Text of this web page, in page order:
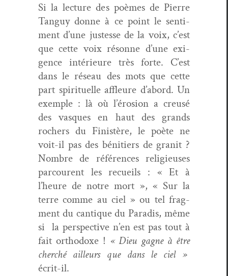
Si la lec­ture des poèmes de Pierre
Tan­guy donne à ce point le sen­ti­
ment d’une justesse de la voix, c’est
que cette voix résonne d’une exi­
gence intérieure très forte. C’est
dans le réseau des mots que cette
part spir­ituelle affleure d’abord. Un
exem­ple : là où l’érosion a creusé
des vasques en haut des grands
rochers du Fin­istère, le poète ne
voit-il pas des béni­tiers de gran­it ?
Nom­bre de références religieuses
par­courent les recueils : « Et à
l’heure de notre mort », « Sur la
terre comme au ciel » ou tel frag­
ment du can­tique du Par­adis, même
si la per­spec­tive n’en est pas tout à
fait ortho­doxe ! « Dieu gagne à être
cher­ché ailleurs que dans le ciel »
écrit-il.